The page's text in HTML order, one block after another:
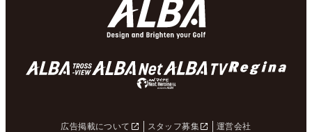
広告掲載について スタッフ募集
運営会社